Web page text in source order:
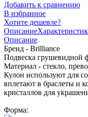
Добавить к сравнению
В избранное
Хотите дешевле?
Описание
Описание
Бренд - Brilliance
Подвеска грушевидной
Материал - стекло,
Кулон используют для
вплетают в браслеты и
кристаллов для
Форма: